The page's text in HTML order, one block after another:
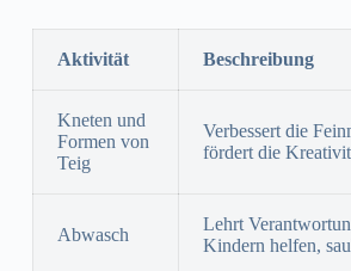
Aktivität Beschreibung
Kneten und
Formen von
Teig
Verbessert die
fördert die
Abwasch
Lehrt
Kindern helfen,